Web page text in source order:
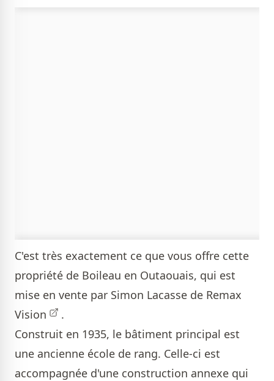
C'est très exactement ce que vous offre cette
propriété de Boileau en Outaouais, qui est
mise en vente par Simon Lacasse de Remax
Vision
.
Construit en 1935, le bâtiment principal est
une ancienne école de rang. Celle-ci est
accompagnée d'une construction annexe qui